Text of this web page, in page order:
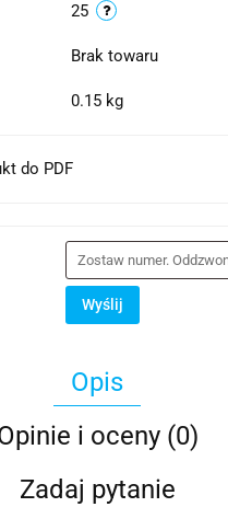
25
Brak towaru
0.15 kg
do PDF
Wyślij
Opis
i oceny (0)
Zadaj pytanie